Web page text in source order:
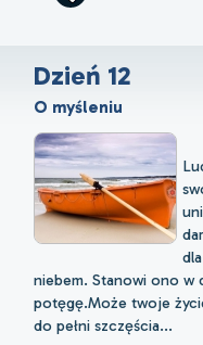
Dzień 12
O myśleniu
niebem. Stanowi ono w
potęgę.Może twoje
do pełni szczęścia...